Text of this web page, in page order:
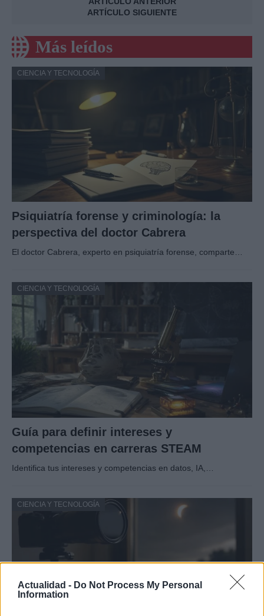
Actualidad - Do Not Process My Personal
Information
ARTÍCULO SIGUIENTE
Más leídos
CIENCIA Y TECNOLOGÍA
Psiquiatría forense y criminología: la
perspectiva del doctor Cabrera
El doctor Cabrera, experto en psiquiatría forense, comparte…
CIENCIA Y TECNOLOGÍA
Guía para definir intereses y
competencias en carreras STEAM
Identifica tus intereses y competencias en datos, IA,…
CIENCIA Y TECNOLOGÍA